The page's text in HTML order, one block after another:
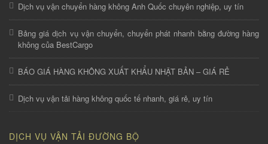
Dịch vụ vận chuyển hàng không Anh Quốc chuyên nghiệp, uy tín
Bảng giá dịch vụ vận chuyển, chuyển phát nhanh bằng đường hàng
không của BestCargo
BÁO GIÁ HÀNG KHÔNG XUẤT KHẨU NHẬT BẢN – GIÁ RẺ
Dịch vụ vận tải hàng không quốc tế nhanh, giá rẻ, uy tín
DỊCH VỤ VẬN TẢI ĐƯỜNG BỘ